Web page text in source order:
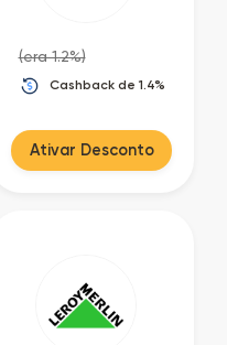
(era 1.2%)
Cashback de 1.4%
Ativar Desconto